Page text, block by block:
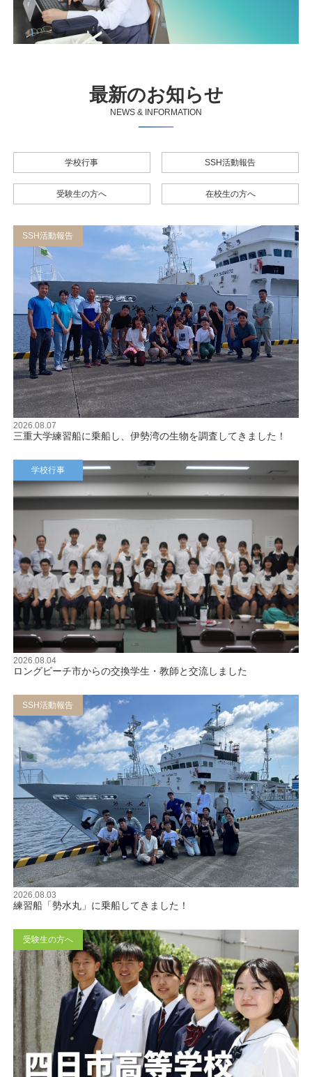
最新のお知らせ
NEWS & INFORMATION
学校行事 SSH活動報告
受験生の方へ 在校生の方へ
SSH活動報告
2026.08.07
三重大学練習船に乗船し、伊勢湾の生物を調査してきました！
学校行事
2026.08.04
ロングビーチ市からの交換学生・教師と交流しました
SSH活動報告
2026.08.03
練習船「勢水丸」に乗船してきました！
受験生の方へ